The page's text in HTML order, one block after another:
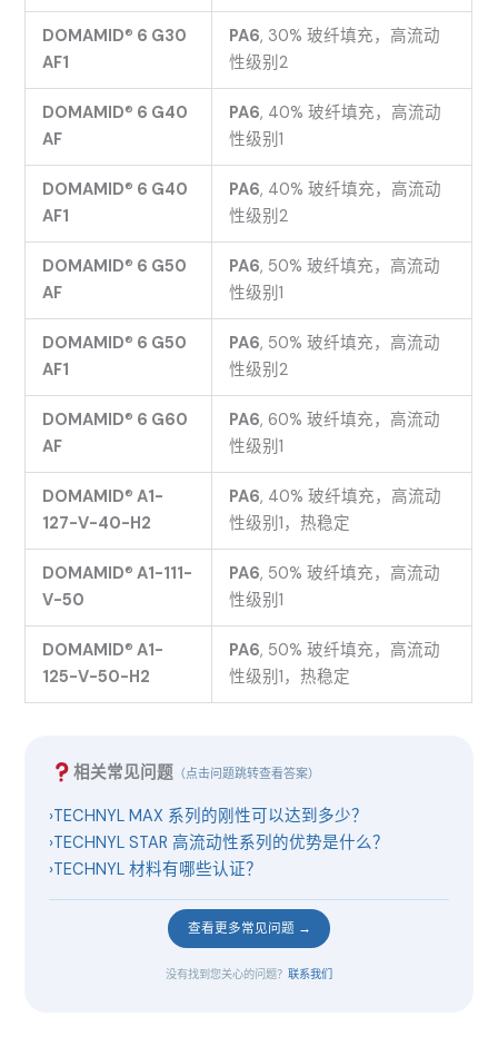
DOMAMID® 6 G30
AF1
PA6, 30% 玻纤填充，高流动
性级别2
DOMAMID® 6 G40
AF
PA6, 40% 玻纤填充，高流动
性级别1
DOMAMID® 6 G40
AF1
PA6, 40% 玻纤填充，高流动
性级别2
DOMAMID® 6 G50
AF
PA6, 50% 玻纤填充，高流动
性级别1
DOMAMID® 6 G50
AF1
PA6, 50% 玻纤填充，高流动
性级别2
DOMAMID® 6 G60
AF
PA6, 60% 玻纤填充，高流动
性级别1
DOMAMID® A1-
127-V-40-H2
PA6, 40% 玻纤填充，高流动
性级别1，热稳定
DOMAMID® A1-111-
V-50
PA6, 50% 玻纤填充，高流动
性级别1
DOMAMID® A1-
125-V-50-H2
PA6, 50% 玻纤填充，高流动
性级别1，热稳定
相关常见问题（点击问题跳转查看答案）
›TECHNYL MAX 系列的刚性可以达到多少？
›TECHNYL STAR 高流动性系列的优势是什么？
›TECHNYL 材料有哪些认证？
查看更多常见问题 →
没有找到您关心的问题？ 联系我们